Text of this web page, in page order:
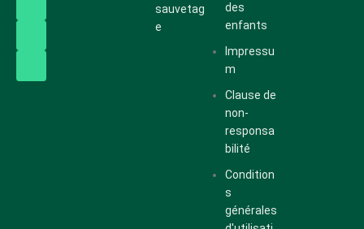
sauvetag
e
des
enfants
Impressu
m
Clause de
non-
responsa
bilité
Condition
s
générales